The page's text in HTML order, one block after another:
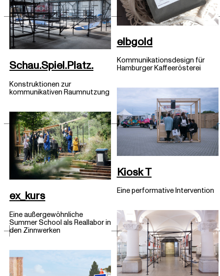
elbgold
Kommunikationsdesign für
Hamburger Kaffeerösterei
Schau.Spiel.Platz.
Konstruktionen zur
kommunikativen Raumnutzung
Kiosk T
Eine performative Intervention
ex_kurs
Eine außergewöhnliche
Summer School als Reallabor in
den Zinnwerken